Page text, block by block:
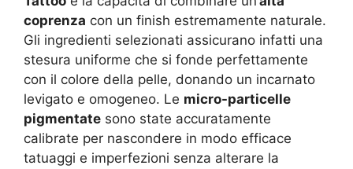
coprenza con un finish estremamente naturale.
Gli ingredienti selezionati assicurano infatti una
stesura uniforme che si fonde perfettamente
con il colore della pelle, donando un incarnato
levigato e omogeneo. Le micro-particelle
pigmentate sono state accuratamente
calibrate per nascondere in modo efficace
tatuaggi e imperfezioni senza alterare la